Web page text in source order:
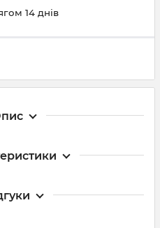
14 днів